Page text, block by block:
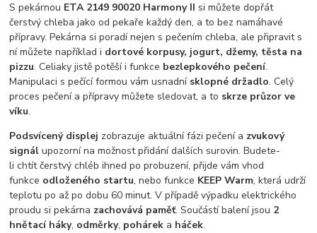
S pekárnou ETA 2149 90020 Harmony II si můžete dopřát
čerstvý chleba jako od pekaře každý den, a to bez namáhavé
přípravy. Pekárna si poradí nejen s pečením chleba, ale připravit s
ní můžete například i dortové korpusy, jogurt, džemy, těsta na
pizzu. Celiaky jistě potěší i funkce bezlepkového pečení.
Manipulaci s pečící formou vám usnadní sklopné držadlo. Celý
proces pečení a přípravy můžete sledovat, a to skrze průzor ve
víku.
Podsvícený displej zobrazuje aktuální fázi pečení a zvukový
signál upozorní na možnost přidání dalších surovin. Budete-
li chtít čerstvý chléb ihned po probuzení, přijde vám vhod
funkce odloženého startu, nebo funkce KEEP Warm, která udrží
teplotu po až po dobu 60 minut. V případě výpadku elektrického
proudu si pekárna zachovává paměť. Součástí balení jsou 2
hnětací háky, odměrky, pohárek a háček.